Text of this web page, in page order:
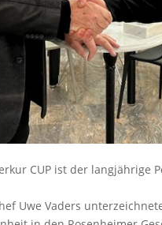
CUP ist der langjährige
Uwe Vaders